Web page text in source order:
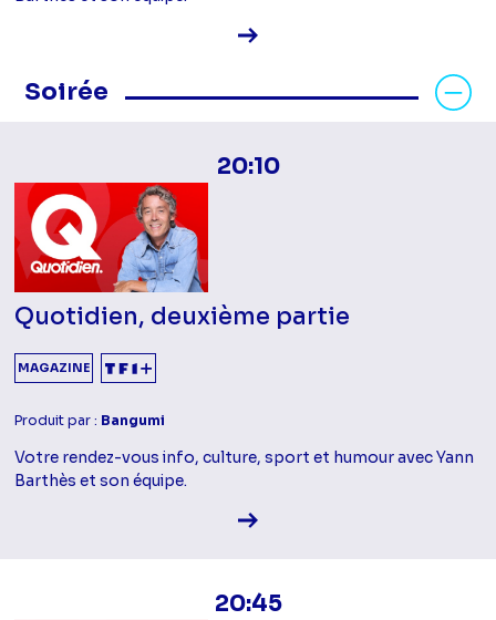
Voir la fiche diffusion
Soirée
Masquer les programmes Soirée
20:10
Quotidien, deuxième partie
MAGAZINE
Produit par : Bangumi
Votre rendez-vous info, culture, sport et humour avec Yann
Barthès et son équipe.
Voir la fiche diffusion
20:45